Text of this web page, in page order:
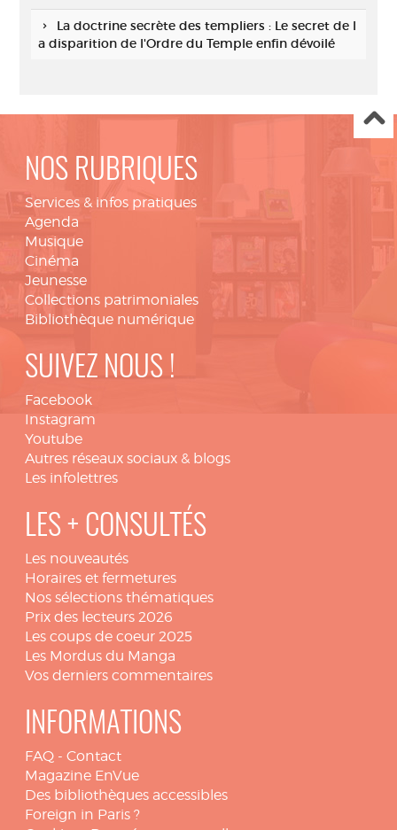
La doctrine secrète des templiers : Le secret de l
a disparition de l'Ordre du Temple enfin dévoilé
NOS RUBRIQUES
Services & infos pratiques
Agenda
Musique
Cinéma
Jeunesse
Collections patrimoniales
Bibliothèque numérique
SUIVEZ NOUS !
Facebook
Instagram
Youtube
Autres réseaux sociaux & blogs
Les infolettres
LES + CONSULTÉS
Les nouveautés
Horaires et fermetures
Nos sélections thématiques
Prix des lecteurs 2026
Les coups de coeur 2025
Les Mordus du Manga
Vos derniers commentaires
INFORMATIONS
FAQ - Contact
Magazine EnVue
Des bibliothèques accessibles
Foreign in Paris ?